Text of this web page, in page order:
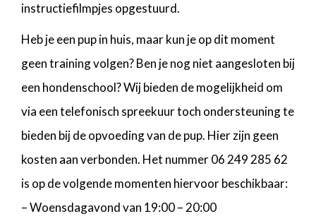
instructiefilmpjes opgestuurd.
Heb je een pup in huis, maar kun je op dit moment
geen training volgen? Ben je nog niet aangesloten bij
een hondenschool? Wij bieden de mogelijkheid om
via een telefonisch spreekuur toch ondersteuning te
bieden bij de opvoeding van de pup. Hier zijn geen
kosten aan verbonden. Het nummer 06 249 285 62
is op de volgende momenten hiervoor beschikbaar:
– Woensdagavond van 19:00 – 20:00